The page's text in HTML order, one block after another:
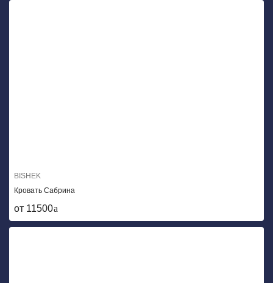
BISHEK
Кровать Сабрина
от 11500